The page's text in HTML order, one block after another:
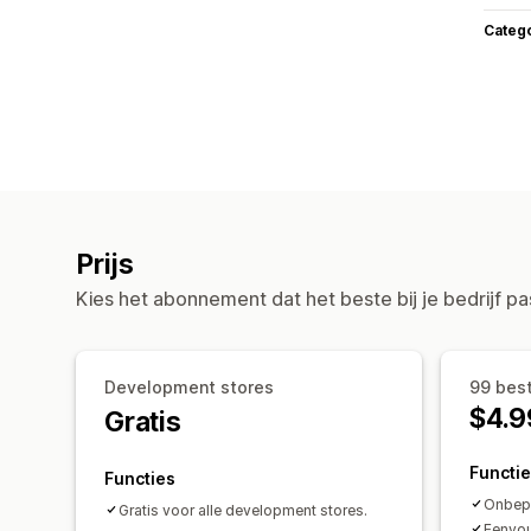
Prijs
Kies het abonnement dat het beste bij je bedrijf
Development stores
Gratis
Functies
Gratis voor alle development stores.
99